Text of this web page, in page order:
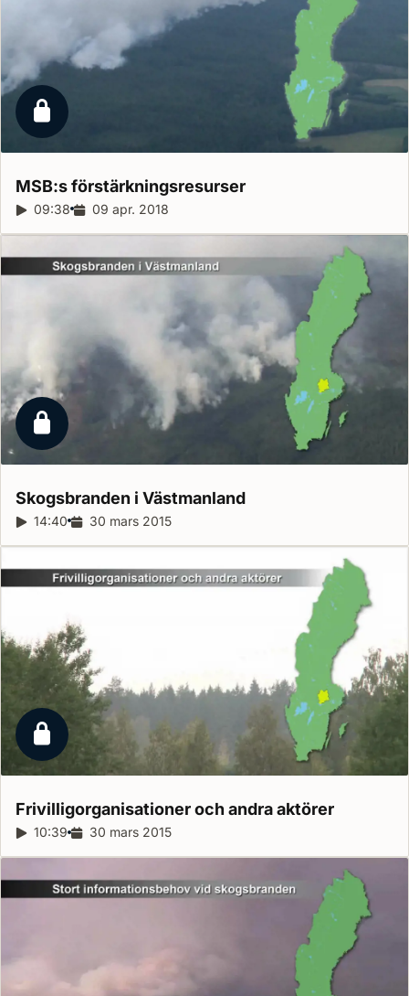
Låst reportage
MSB:sförstärkningsresurser
Reportagelängd:
09:38 Releasedatum:
09 apr. 2018
Låst reportage
Skogsbranden i Västmanland
Reportagelängd:
14:40 Releasedatum:
30 mars 2015
Låst reportage
Frivilligorganisationer och andraaktörer
Reportagelängd:
10:39 Releasedatum:
30 mars 2015